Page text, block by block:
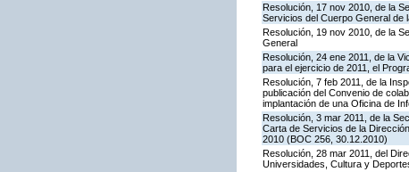
Resolución, 17 nov 2010, de la
Servicios del Cuerpo General de
Resolución, 19 nov 2010, de la
General
Resolución, 24 ene 2011, de la
para el ejercicio de 2011, el
Resolución, 7 feb 2011, de la
publicación del Convenio de
implantación de una Oficina de
Resolución, 3 mar 2011, de la
Carta de Servicios de la
2010 (BOC 256, 30.12.2010)
Resolución, 28 mar 2011, del
Universidades, Cultura y